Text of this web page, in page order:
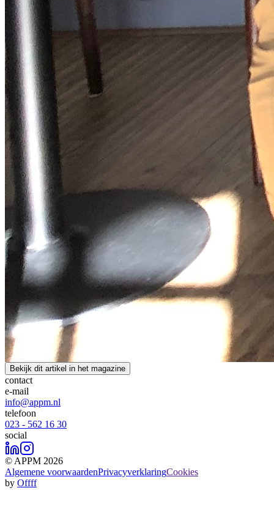
Bekijk dit artikel in het magazine
contact
e-mail
info@appm.nl
telefoon
023 - 562 16 30
social
© APPM 2026
Algemene voorwaardenPrivacyverklaringCookies
by Offff